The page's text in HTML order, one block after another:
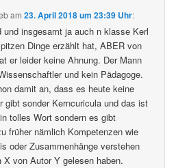
am23. April 2018 um 23:39 Uhr:
und insgesamt ja auch n klasse Kerl
Dinge erzählt hat, ABER von
er leider keine Ahnung. Der Mann
und kein Pädagoge.
damit an, dass es heute keine
gibt sonder Kerncuricula und das ist
tolles Wort sondern es gibt
früher nämlich Kompetenzen wie
oder Zusammenhänge verstehen
X von Autor Y gelesen haben.